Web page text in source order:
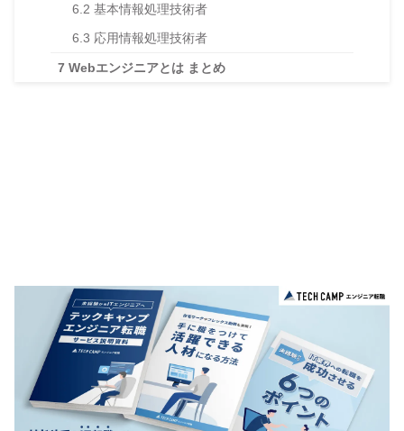
6.2 基本情報処理技術者
6.3 応用情報処理技術者
7 Webエンジニアとは まとめ